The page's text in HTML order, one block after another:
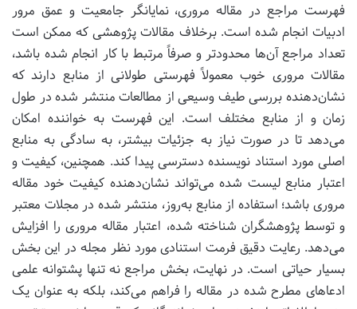
فهرست مراجع در مقاله مروری، نمایانگر جامعیت و عمق مرور
ادبیات انجام شده است. برخلاف مقالات پژوهشی که ممکن است
تعداد مراجع آن‌ها محدودتر و صرفاً مرتبط با کار انجام شده باشد،
مقالات مروری خوب معمولاً فهرستی طولانی از منابع دارند که
نشان‌دهنده بررسی طیف وسیعی از مطالعات منتشر شده در طول
زمان و از منابع مختلف است. این فهرست به خواننده امکان
می‌دهد تا در صورت نیاز به جزئیات بیشتر، به سادگی به منابع
اصلی مورد استناد نویسنده دسترسی پیدا کند. همچنین، کیفیت و
اعتبار منابع لیست شده می‌تواند نشان‌دهنده کیفیت خود مقاله
مروری باشد؛ استفاده از منابع به‌روز، منتشر شده در مجلات معتبر
و توسط پژوهشگران شناخته شده، اعتبار مقاله مروری را افزایش
می‌دهد. رعایت دقیق فرمت استنادی مورد نظر مجله در این بخش
بسیار حیاتی است. در نهایت، بخش مراجع نه تنها پشتوانه علمی
ادعاهای مطرح شده در مقاله را فراهم می‌کند، بلکه به عنوان یک